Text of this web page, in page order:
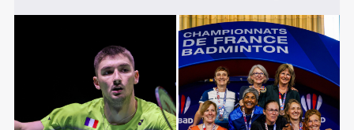
Trouver un stage
Compétitions
Top 12
Collectif France Para-badminton
Collectif France Sourds et malentendants
Mémoires étudiants
Éco-responsabilité
Inclusion
Être encadrant
Formations bénévoles
Formations professionnelles
Formations continues
Présentation
Chiffres clés
Les bonnes raisons de s'affilier